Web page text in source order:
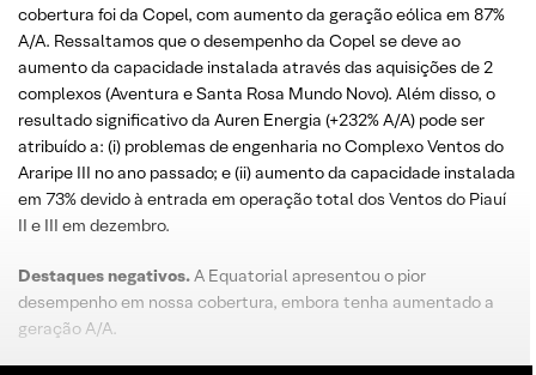
cobertura foi da Copel, com aumento da geração eólica em 87%
A/A. Ressaltamos que o desempenho da Copel se deve ao
aumento da capacidade instalada através das aquisições de 2
complexos (Aventura e Santa Rosa Mundo Novo). Além disso, o
resultado significativo da Auren Energia (+232% A/A) pode ser
atribuído a: (i) problemas de engenharia no Complexo Ventos do
Araripe III no ano passado; e (ii) aumento da capacidade instalada
em 73% devido à entrada em operação total dos Ventos do Piauí
II e III em dezembro.
Destaques negativos.A Equatorial apresentou o pior
desempenho em nossa cobertura, embora tenha aumentado a
geração A/A.